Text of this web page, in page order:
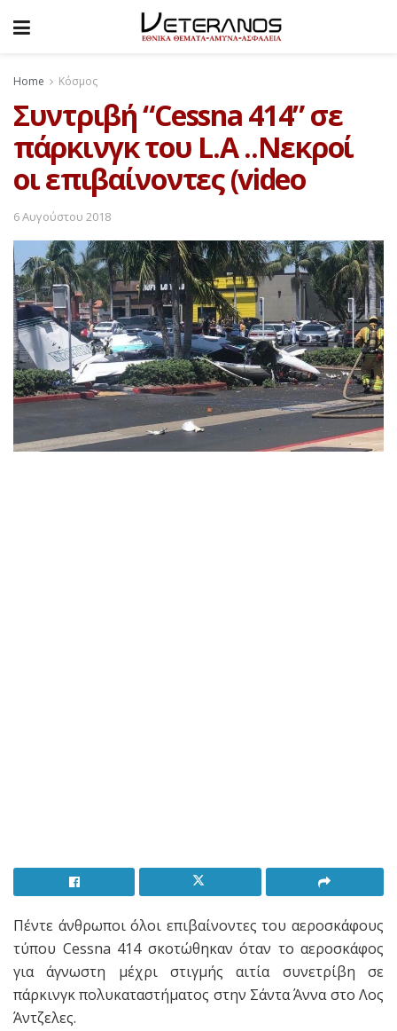
Home Κόσμος
Συντριβή “Cessna 414” σε
πάρκινγκ του L.A ..Νεκροί
οι επιβαίνοντες (video
6 Αυγούστου 2018
Πέντε άνθρωποι όλοι επιβαίνοντες του αεροσκάφους
τύπου Cessna 414 σκοτώθηκαν όταν το αεροσκάφος
για άγνωστη μέχρι στιγμής αιτία συνετρίβη σε
πάρκινγκ πολυκαταστήματος στην Σάντα Άννα στο Λος
Άντζελες.